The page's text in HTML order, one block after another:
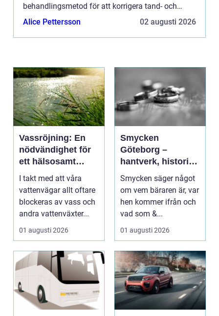
behandlingsmetod för att korrigera tand- och
käkfel, och är...
Alice Pettersson 02 augusti 2026
Vassröjning: En
nödvändighet för
ett hälsosamt
vattenlandskap
I takt med att våra
vattenvägar allt oftare
blockeras av vass och
andra vattenväxter...
01 augusti 2026
Smycken
Göteborg –
hantverk, historia
och personligt
uttryck
Smycken säger något
om vem bäraren är, var
hen kommer ifrån och
vad som &...
01 augusti 2026